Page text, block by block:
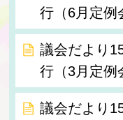
行（6月定例
議会だより
行（3月定例
議会だより